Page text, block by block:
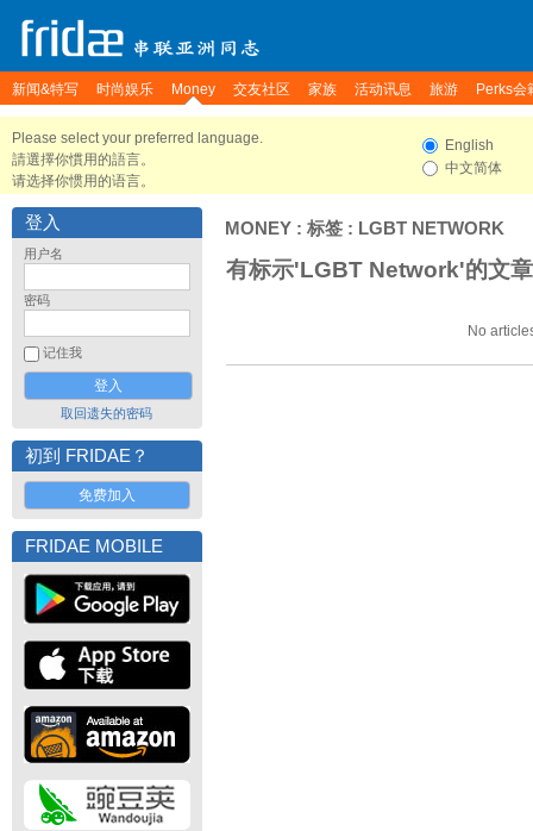
新闻&特写 时尚娱乐 Money 交友社区 家族 活动讯息 旅游 Perks会
Please select your preferred language.
請選擇你慣用的語言。
请选择你惯用的语言。
English
中文简体
登入
用户名
密码
记住我
取回遗失的密码
初到 FRIDAE？
免费加入
FRIDAE MOBILE
MONEY : 标签 : LGBT NETWORK
有标示'LGBT Network'的文章
No